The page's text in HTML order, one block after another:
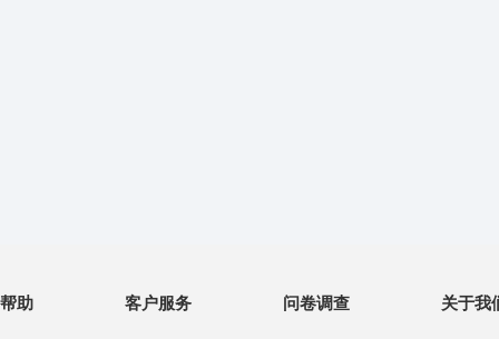
帮助 客户服务 问卷调查 关于我